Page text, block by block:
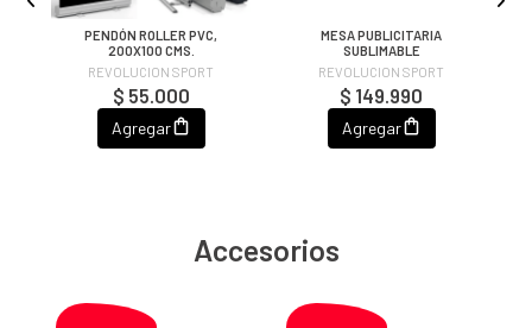
PENDÓN ROLLER PVC,
200X100 CMS.
REVOLUCION SPORT
$ 55.000
Agregar
MESA PUBLICITARIA
SUBLIMABLE
REVOLUCION SPORT
$ 149.990
Agregar
Accesorios